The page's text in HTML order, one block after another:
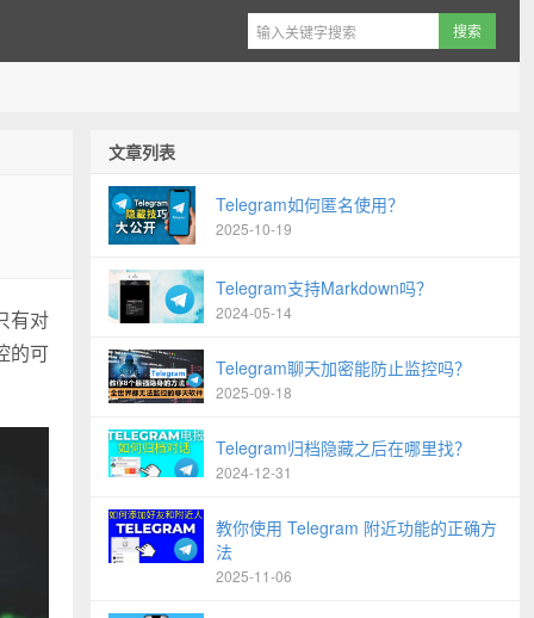
有对
的可
文章列表
Telegram如何匿名使用？
2025-10-19
Telegram支持Markdown吗？
2024-05-14
Telegram聊天加密能防止监控吗？
2025-09-18
Telegram归档隐藏之后在哪里找？
2024-12-31
教你使用 Telegram 附近功能的正确方
法
2025-11-06